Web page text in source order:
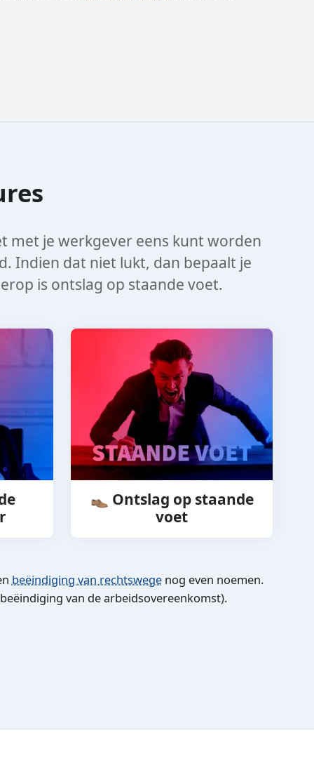
met je werkgever eens kunt worden
Indien dat niet lukt, dan bepaalt je
is ontslag op staande voet.
👞 Ontslag op staande
voet
beëindiging van rechtswegenog even noemen.
van de arbeidsovereenkomst).